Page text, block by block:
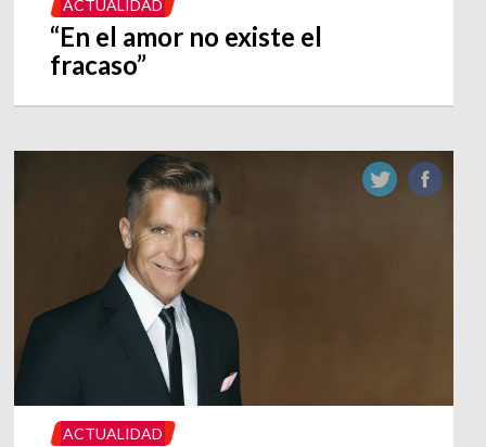
ACTUALIDAD
“En el amor no existe el
fracaso”
ACTUALIDAD